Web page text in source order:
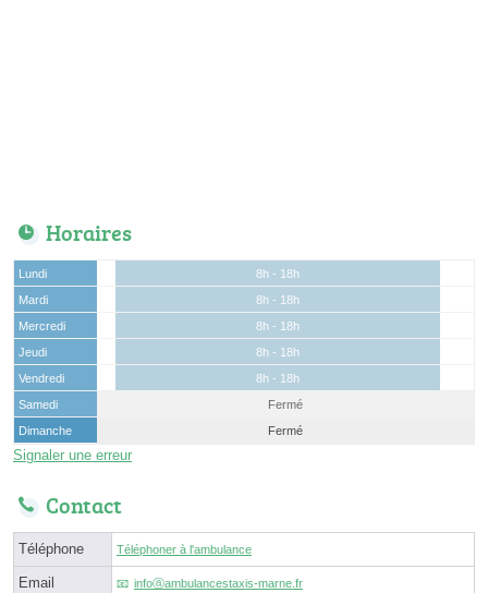
Horaires
Lundi
8h - 18h
Mardi
8h - 18h
Mercredi
8h - 18h
Jeudi
8h - 18h
Vendredi
8h - 18h
Samedi
Fermé
Dimanche
Fermé
Signaler une erreur
Contact
Téléphone Téléphoner à l'ambulance
Email infoⓐambulancestaxis-marne.fr